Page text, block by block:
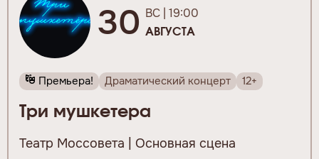
30 ВС | 19:00
АВГУСТА
Премьера! Драматический концерт 12+
Три мушкетера
Театр Моссовета | Основная сцена